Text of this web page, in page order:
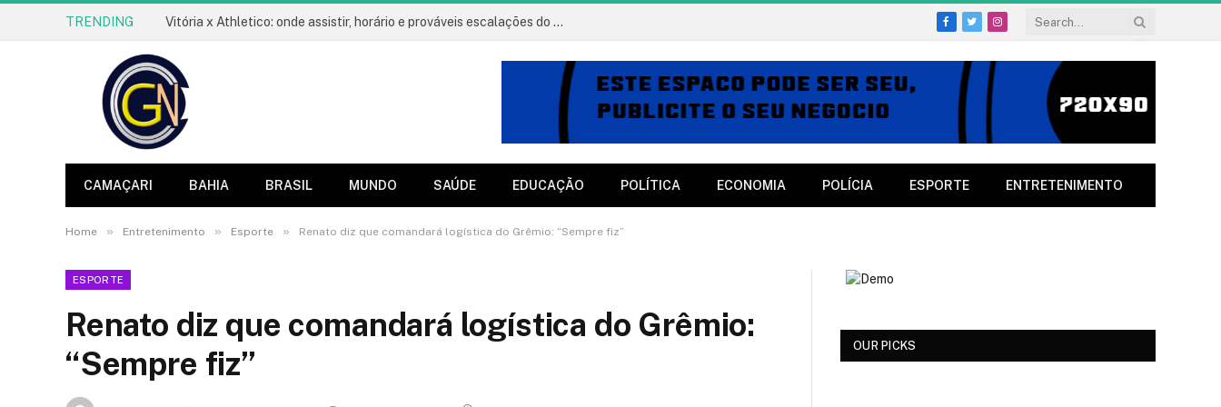
TRENDING Vitória x Athletico: onde assistir, horário e prováveis escalações do jogo
Facebook
TwitterInstagram
CAMAÇARI BAHIA BRASIL MUNDO SAÚDE EDUCAÇÃO POLÍTICA ECONOMIA POLÍCIA ESPORTE ENTRETENIMENTO
Home » Entretenimento » Esporte » Renato diz que comandará logística do Grêmio: “Sempre fiz”
ESPORTE
Renato diz que comandará logística do Grêmio:
“Sempre fiz”
OUR PICKS